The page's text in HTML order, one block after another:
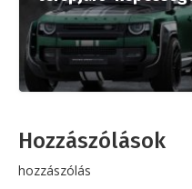
Hozzászólások
hozzászólás